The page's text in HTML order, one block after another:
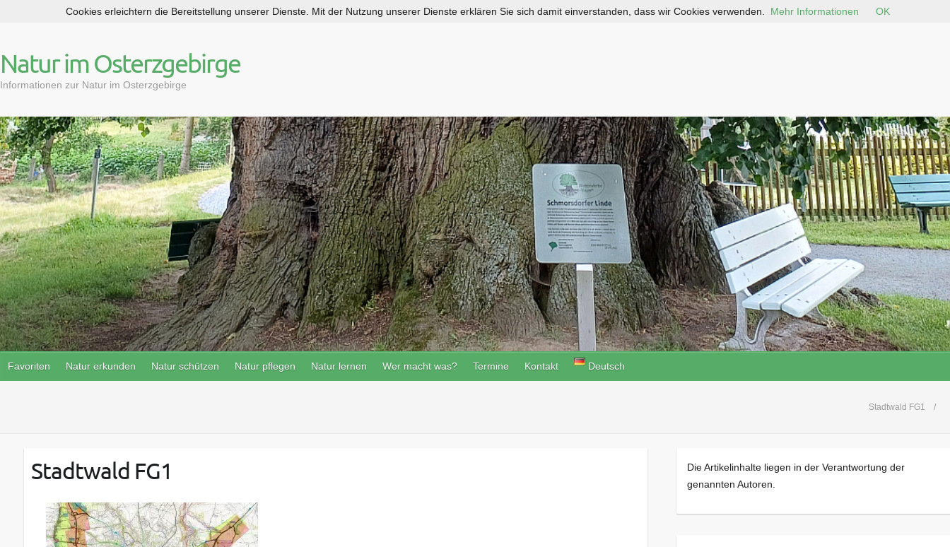
p
t
c
o
n
t
e
n
t
Natur im Osterzgebirge
Informationen zur Natur im Osterzgebirge
Favoriten Natur erkunden Natur schützen Natur pflegen Natur lernen Wer macht was? Termine Kontakt Deutsch
Stadtwald FG1
Stadtwald FG1
Die Artikelinhalte liegen in der Verantwortung der
genannten Autoren.
Cookies erleichtern die Bereitstellung unserer Dienste. Mit der Nutzung unserer Dienste erklären Sie sich damit einverstanden, dass wir Cookies verwenden. Mehr Informationen OK